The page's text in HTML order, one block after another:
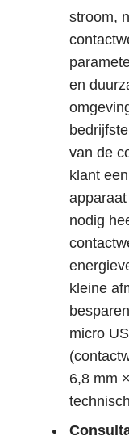
stroom,
en
van de
klant
nodig
kleine
micro
6,8 mm